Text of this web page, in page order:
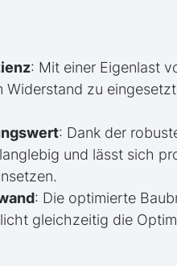
: Mit einer Eigenlast
Widerstand zu
: Dank der
und lässt sich
: Die optimierte
gleichzeitig die